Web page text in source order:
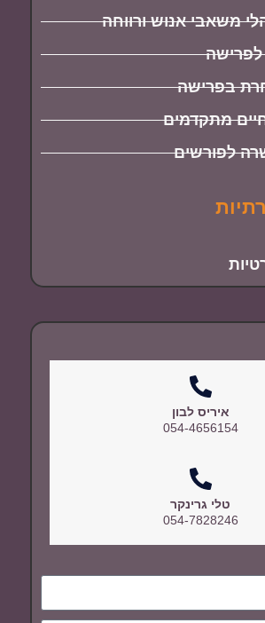
משאבי אנוש ורווחה
לפרישה
בפרישה
מתקדמים
לפורשים
איריס לבון
054-4656154
טלי גרינקר
054-7828246